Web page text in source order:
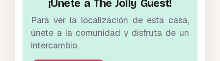
¡Únete a The Jolly Guest!
Para ver la localización de esta casa,
únete a la comunidad y disfruta de un
intercambio.